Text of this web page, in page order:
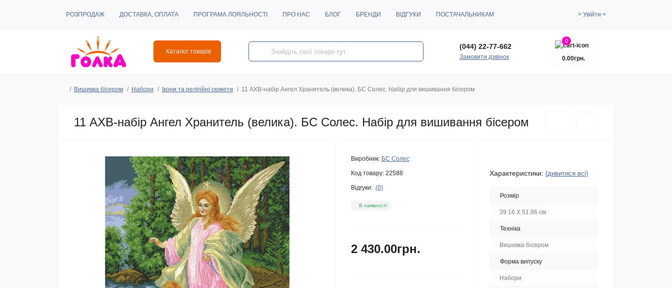
РОЗПРОДАЖ ДОСТАВКА, ОПЛАТА ПРОГРАМА ЛОЯЛЬНОСТІ ПРО НАС БЛОГ БРЕНДИ ВІДГУКИ ПОСТАЧАЛЬНИКАМ > Увійти <
Каталог товарів
(044) 22-77-662
Замовити дзвінок
0
0.00грн.
Вишивка бісером Набори Ікони та релігійні сюжети 11 АХВ-набір Ангел Хранитель (велика). БС Солес. Набір для вишивання бісером
11 АХВ-набір Ангел Хранитель (велика). БС Солес. Набір для вишивання бісером
Виробник: БС Солес
Код товару: 22588
Відгуки: (0)
В наявності
2 430.00грн.
Характеристики: (дивитися всі)
Розмір
39.16 X 51.86 см
Техніка
Вишивка бісером
Форма випуску
Набори